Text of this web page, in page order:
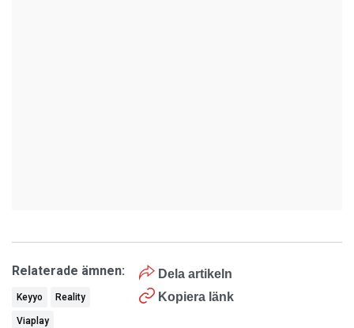
Dela artikeln
Kopiera länk
Relaterade ämnen:
Keyyo Reality
Viaplay